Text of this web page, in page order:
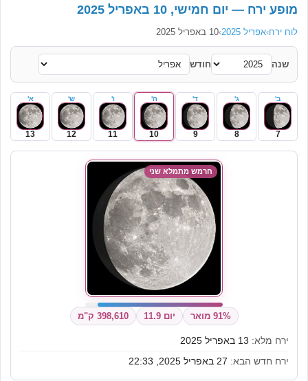
מופע ירח — יום חמישי, 10 באפריל 2025
לוח ירח›אפריל 2025 ›10 באפריל 2025
שנה חודש
ב'
7
ג'
8
ד'
9
ה'
10
ו'
11
ש'
12
א'
13
חרמש מתמלא שני
91% מואר יום 11.9 398,610 ק"מ
ירח מלא:
ירח חדש הבא: